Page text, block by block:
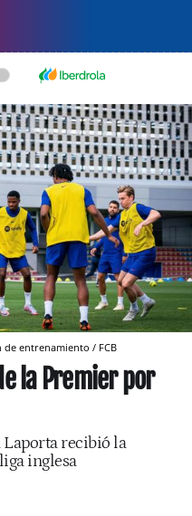
de entrenamiento / FCB
la Premier por
Laporta recibió la
inglesa